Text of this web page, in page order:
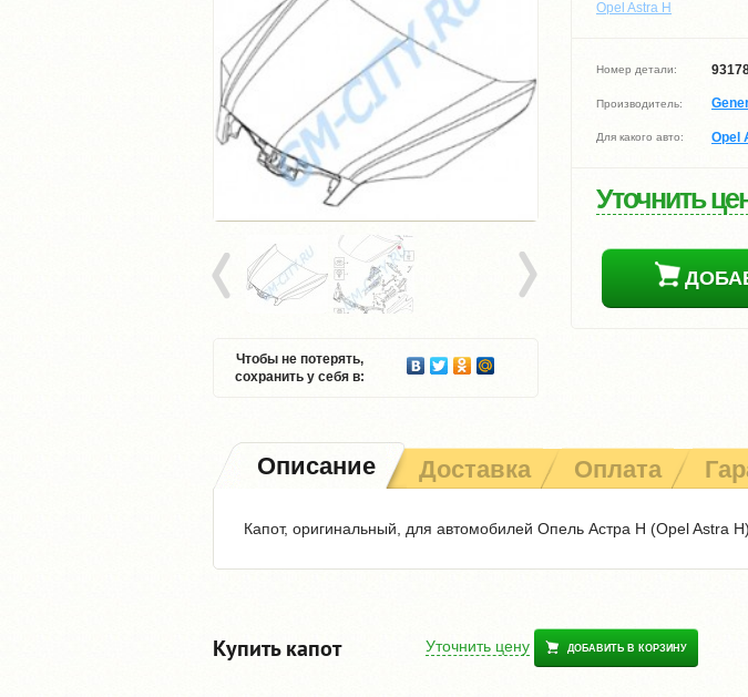
Opel Astra H
Чтобы не потерять,
сохранить у себя в:
Номер детали:
Производитель:
Для какого авто: Opel
Уточнить
Описание Доставка Оплата
Капот, оригинальный, для автомобилей Опель Астра Н (Opel Astra
Купить капот Уточнить цену ДОБАВИТЬ В КОРЗИНУ